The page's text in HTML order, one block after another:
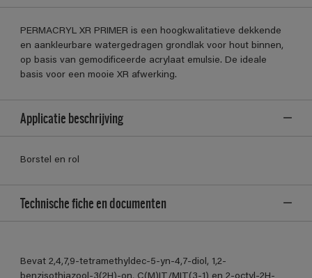
PERMACRYL XR PRIMER is een hoogkwalitatieve dekkende
en aankleurbare watergedragen grondlak voor hout binnen,
op basis van gemodificeerde acrylaat emulsie. De ideale
basis voor een mooie XR afwerking.
Applicatie beschrijving
Borstel en rol
Technische fiche en documenten
Bevat 2,4,7,9-tetramethyldec-5-yn-4,7-diol, 1,2-